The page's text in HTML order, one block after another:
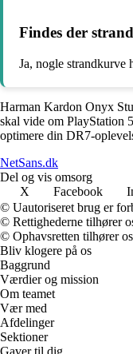
Findes der
Ja, nogle strandkurve
Harman Kardon Onyx
skal vide om PlayStation 5
optimere din DR7-
NetSans.dk
Del og vis omsorg
X
Facebook
© Uautoriseret brug er
© Rettighederne tilhører
© Ophavsretten tilhører
Bliv klogere på os
Baggrund
Værdier og mission
Om teamet
Vær med
Afdelinger
Sektioner